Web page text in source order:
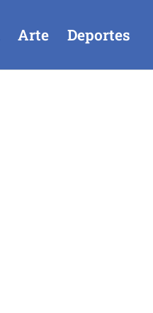
Arte Deportes